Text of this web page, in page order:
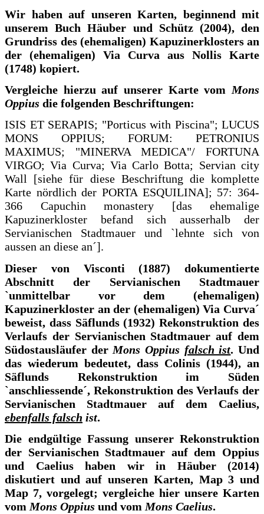
Wir haben auf unseren Karten, beginnend mit
unserem Buch Häuber und Schütz (2004), den
Grundriss des (ehemaligen) Kapuzinerklosters an
der (ehemaligen) Via Curva aus Nollis Karte
(1748) kopiert.
Vergleiche hierzu auf unserer Karte vom Mons
Oppius die folgenden Beschriftungen:
ISIS ET SERAPIS; "Porticus with Piscina"; LUCUS
MONS OPPIUS; FORUM: PETRONIUS
MAXIMUS; "MINERVA MEDICA"/ FORTUNA
VIRGO; Via Curva; Via Carlo Botta; Servian city
Wall [siehe für diese Beschriftung die komplette
Karte nördlich der PORTA ESQUILINA]; 57: 364-
366 Capuchin monastery [das ehemalige
Kapuzinerkloster befand sich ausserhalb der
Servianischen Stadtmauer und `lehnte sich von
aussen an diese an´].
Dieser von Visconti (1887) dokumentierte
Abschnitt der Servianischen Stadtmauer
`unmittelbar vor dem (ehemaligen)
Kapuzinerkloster an der (ehemaligen) Via Curva´
beweist, dass Säflunds (1932) Rekonstruktion des
Verlaufs der Servianischen Stadtmauer auf dem
Südostausläufer der Mons Oppius falsch ist. Und
das wiederum bedeutet, dass Colinis (1944), an
Säflunds Rekonstruktion im Süden
`anschliessende´, Rekonstruktion des Verlaufs der
Servianischen Stadtmauer auf dem Caelius,
ebenfalls falsch ist.
Die endgültige Fassung unserer Rekonstruktion
der Servianischen Stadtmauer auf dem Oppius
und Caelius haben wir in Häuber (2014)
diskutiert und auf unseren Karten, Map 3 und
Map 7, vorgelegt; vergleiche hier unsere Karten
vom Mons Oppius und vom Mons Caelius.